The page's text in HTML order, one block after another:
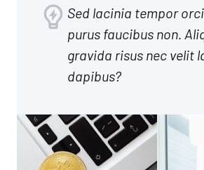
Sed lacinia tempor
purus faucibus non.
gravida risus nec velit
dapibus?